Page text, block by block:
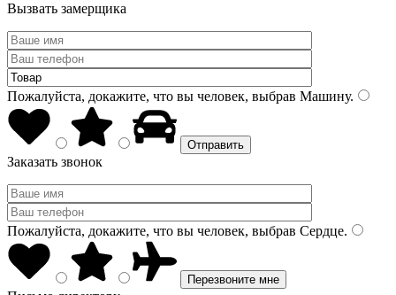
Вызвать замерщика
Пожалуйста, докажите, что вы человек, выбрав Машину.
Заказать звонок
Пожалуйста, докажите, что вы человек, выбрав Сердце.